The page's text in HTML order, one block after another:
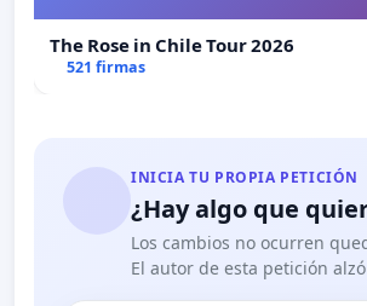
The Rose in Chile Tour 2026
521 firmas
INICIA TU PROPIA PETICIÓN
¿Hay algo que
Los cambios no ocurren
El autor de esta petición